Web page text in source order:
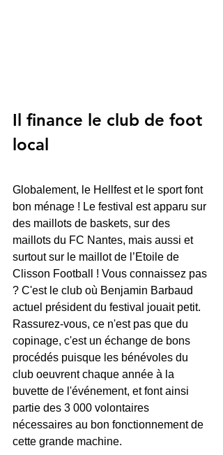
Il finance le club de foot
local
Globalement, le Hellfest et le sport font
bon ménage ! Le festival est apparu sur
des maillots de baskets, sur des
maillots du FC Nantes, mais aussi et
surtout sur le maillot de l’Etoile de
Clisson Football ! Vous connaissez pas
? C'est le club où Benjamin Barbaud
actuel président du festival jouait petit.
Rassurez-vous, ce n'est pas que du
copinage, c'est un échange de bons
procédés puisque les bénévoles du
club oeuvrent chaque année à la
buvette de l'événement, et font ainsi
partie des 3 000 volontaires
nécessaires au bon fonctionnement de
cette grande machine.